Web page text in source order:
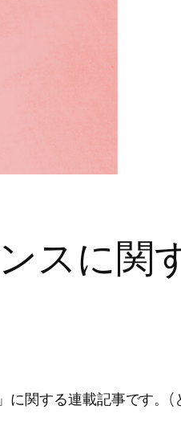
スに関
に関する連載記事です。(